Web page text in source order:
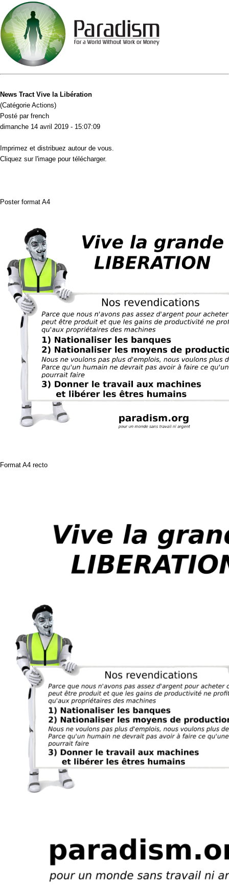
News Tract Vive la Libération
(Catégorie Actions)
Posté par french
dimanche 14 avril 2019 - 15:07:09
Imprimez et distribuez autour de vous.
Cliquez sur l'image pour télécharger.
Poster format A4
Format A4 recto